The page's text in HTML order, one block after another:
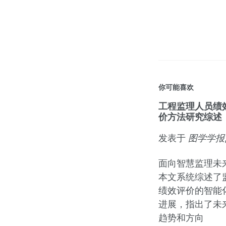
你可能喜欢
工程监理人员绩
价方法研究综述
发表于 图学学报
面向智慧监理未
本文系统综述了
绩效评价的智能
进展，指出了未
趋势和方向